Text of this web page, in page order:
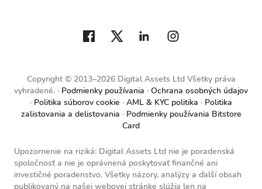
Copyright © 2013–2026 Digital Assets Ltd Všetky práva
vyhradené.
Podmienky používania
Ochrana osobných údajov
Politika súborov cookie
AML & KYC politika
Politika
zalistovania a delistovania
Podmienky používania Bitstore
Card
Upozornenie na riziká: Digital Assets Ltd nie je poradenská
spoločnosť a nie je oprávnená poskytovať finančné ani
investičné poradenstvo. Všetky názory, analýzy a ďalší obsah
publikovaný na našej webovej stránke slúžia len na